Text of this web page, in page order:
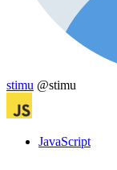
stimu @stimu
JavaScript